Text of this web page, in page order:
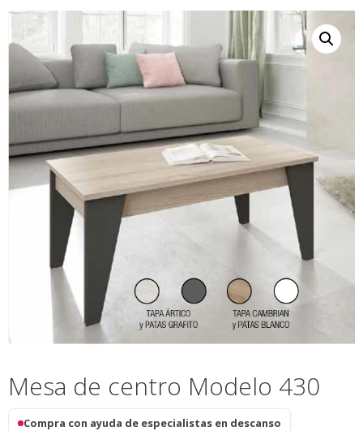
Mesa de centro Modelo 430
Compra con ayuda de especialistas en descanso